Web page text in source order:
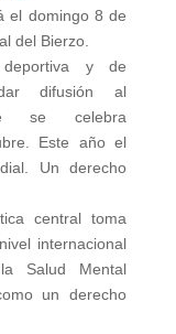
el domingo 8 de
del Bierzo.
y de
difusión al
se celebra
Este año el
Un derecho
central toma
internacional
Salud Mental
un derecho